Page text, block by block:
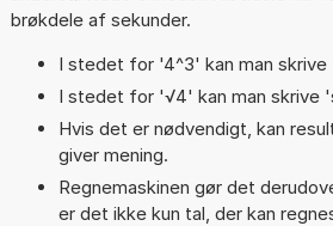
brøkdele af sekunder.
I stedet for '4^3' kan man
I stedet for '√4' kan man skrive
Hvis det er nødvendigt, kan
giver mening.
Regnemaskinen gør det
er det ikke kun tal, der kan